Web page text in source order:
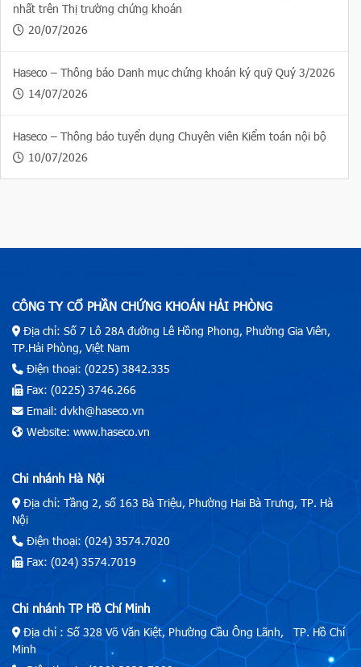
nhất trên Thị trường chứng khoán
20/07/2026
Haseco – Thông báo Danh mục chứng khoán ký quỹ Quý 3/2026
14/07/2026
Haseco – Thông báo tuyển dụng Chuyên viên Kiểm toán nội bộ
10/07/2026
CÔNG TY CỔ PHẦN CHỨNG KHOÁN HẢI PHÒNG
Địa chỉ: Số 7 Lô 28A đường Lê Hồng Phong, Phường Gia Viên,
TP.Hải Phòng, Việt Nam
Điện thoại: (0225) 3842.335
Fax: (0225) 3746.266
Email: dvkh@haseco.vn
Website: www.haseco.vn
Chi nhánh Hà Nội
Địa chỉ: Tầng 2, số 163 Bà Triệu, Phường Hai Bà Trưng, TP. Hà
Nội
Điện thoại: (024) 3574.7020
Fax: (024) 3574.7019
Chi nhánh TP Hồ Chí Minh
Địa chỉ : Số 328 Võ Văn Kiệt, Phường Cầu Ông Lãnh, TP. Hồ Chí
Minh